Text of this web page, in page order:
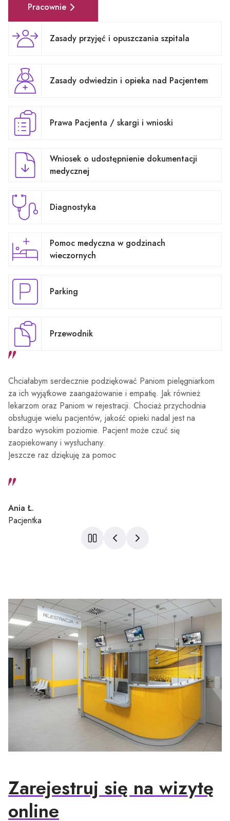
Pracownie
Zasady przyjęć i opuszczania szpitala
Zasady odwiedzin i opieka nad Pacjentem
Prawa Pacjenta / skargi i wnioski
Wniosek o udostępnienie dokumentacji
medycznej
Diagnostyka
Pomoc medyczna w godzinach
wieczornych
Parking
Przewodnik
Chciałabym serdecznie podziękować Paniom pielęgniarkom
za ich wyjątkowe zaangażowanie i empatię. Jak również
lekarzom oraz Paniom w rejestracji. Chociaż przychodnia
obsługuje wielu pacjentów, jakość opieki nadal jest na
bardzo wysokim poziomie. Pacjent może czuć się
zaopiekowany i wysłuchany.
Jeszcze raz dziękuję za pomoc
Ania Ł.
Pacjentka
Zarejestruj się na wizytę
online